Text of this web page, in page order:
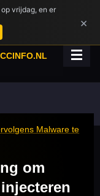
CCINFO.NL
Malware te
om
vrijdag, en er
×